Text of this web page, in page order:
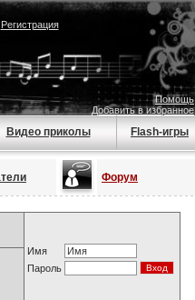
Регистрация
Помощь
Добавить в избранное
Видео приколы Flash-игры
Форум
Имя
Пароль